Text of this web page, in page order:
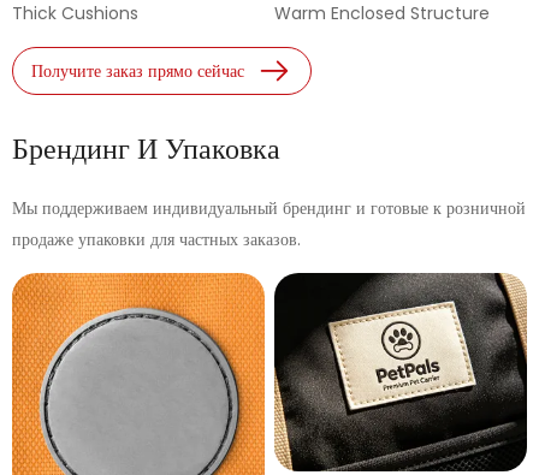
Thick Cushions Warm Enclosed Structure
Получите заказ прямо сейчас
Брендинг И Упаковка
Мы поддерживаем индивидуальный брендинг и готовые к розничной
продаже упаковки для частных заказов.